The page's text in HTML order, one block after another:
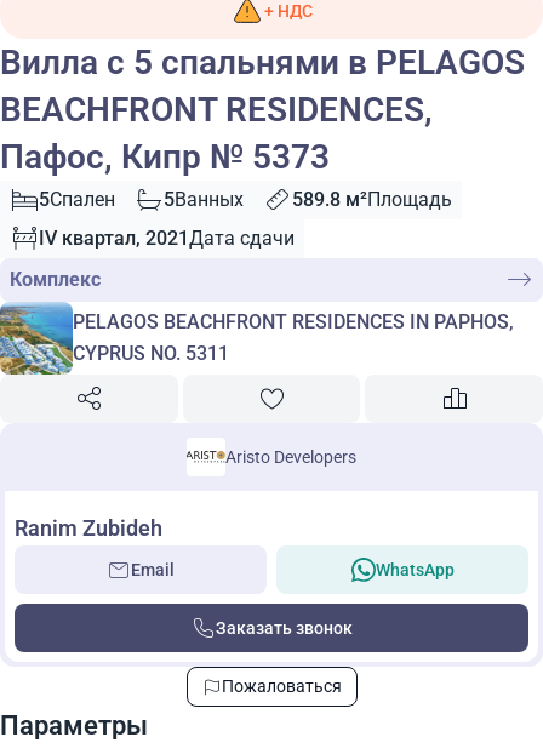
+ НДС
Вилла с 5 спальнями в PELAGOS
BEACHFRONT RESIDENCES,
Пафос, Кипр № 5373
5Спален 5Ванных 589.8 м²Площадь
IV квартал, 2021Дата сдачи
Комплекс
PELAGOS BEACHFRONT RESIDENCES IN PAPHOS,
CYPRUS NO. 5311
Aristo Developers
Ranim Zubideh
Email WhatsApp
Заказать звонок
Пожаловаться
Параметры